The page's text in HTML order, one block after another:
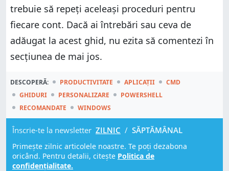
trebuie să repeți aceleași proceduri pentru
fiecare cont. Dacă ai întrebări sau ceva de
adăugat la acest ghid, nu ezita să comentezi în
secțiunea de mai jos.
DESCOPERĂ: PRODUCTIVITATE APLICAȚII
CMD
GHIDURI
PERSONALIZARE
POWERSHELL
RECOMANDATE
WINDOWS
Înscrie-te la newsletter ZILNIC / SĂPTĂMÂNAL
Primește zilnic articolele noastre. Te poți dezabona
oricând. Pentru detalii, citește Politica de
confidențialitate.